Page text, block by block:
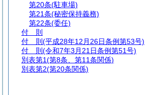
第20条(駐車場)
第21条(秘密保持義務)
第22条(委任)
付 則
付 則 (平成28年12月26日条例第53号)
付 則 (令和7年3月21日条例第51号)
別表第1(第8条、第11条関係)
別表第2(第20条関係)